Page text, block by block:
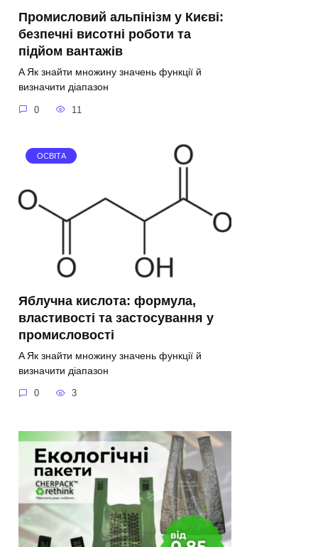
Промисловий альпінізм у Києві:
безпечні висотні роботи та
підйом вантажів
A Як знайти множину значень функції й
визначити діапазон
0 11
ОСВІТА
Яблучна кислота: формула,
властивості та застосування у
промисловості
A Як знайти множину значень функції й
визначити діапазон
0 3